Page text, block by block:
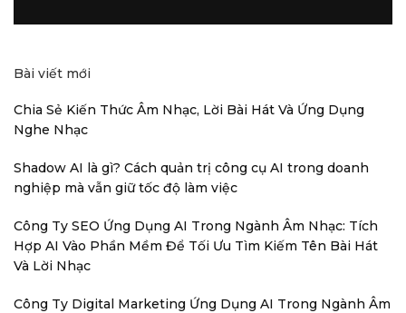
Bài viết mới
Chia Sẻ Kiến Thức Âm Nhạc, Lời Bài Hát Và Ứng Dụng
Nghe Nhạc
Shadow AI là gì? Cách quản trị công cụ AI trong doanh
nghiệp mà vẫn giữ tốc độ làm việc
Công Ty SEO Ứng Dụng AI Trong Ngành Âm Nhạc: Tích
Hợp AI Vào Phần Mềm Để Tối Ưu Tìm Kiếm Tên Bài Hát
Và Lời Nhạc
Công Ty Digital Marketing Ứng Dụng AI Trong Ngành Âm